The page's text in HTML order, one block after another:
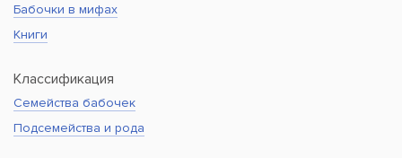
Бабочки в мифах
Книги
Классификация
Семейства бабочек
Подсемейства и рода